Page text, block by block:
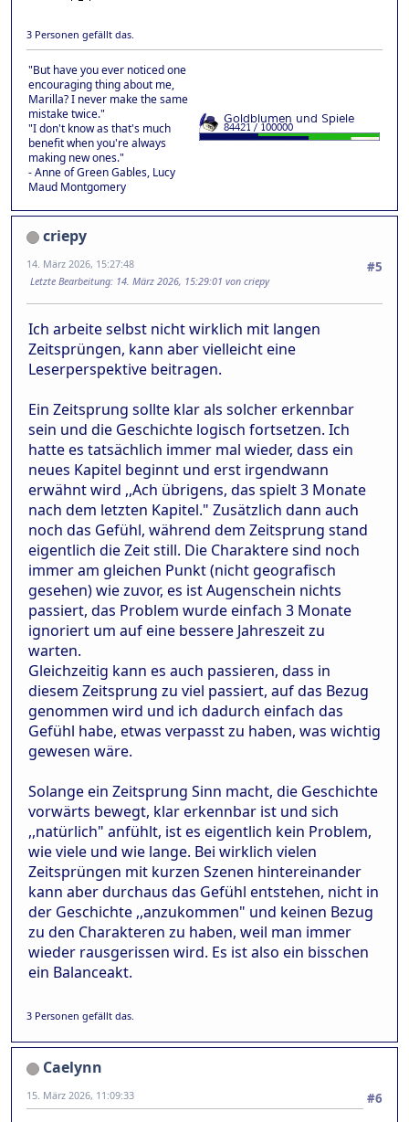
3 Personen gefällt das.
"But have you ever noticed one
encouraging thing about me,
Marilla? I never make the same
mistake twice."
"I don't know as that's much
benefit when you're always
making new ones."
- Anne of Green Gables, Lucy
Maud Montgomery
criepy
#5
14. März 2026, 15:27:48
Letzte Bearbeitung: 14. März 2026, 15:29:01 von criepy
Ich arbeite selbst nicht wirklich mit langen
Zeitsprüngen, kann aber vielleicht eine
Leserperspektive beitragen.
Ein Zeitsprung sollte klar als solcher erkennbar
sein und die Geschichte logisch fortsetzen. Ich
hatte es tatsächlich immer mal wieder, dass ein
neues Kapitel beginnt und erst irgendwann
erwähnt wird ,,Ach übrigens, das spielt 3 Monate
nach dem letzten Kapitel." Zusätzlich dann auch
noch das Gefühl, während dem Zeitsprung stand
eigentlich die Zeit still. Die Charaktere sind noch
immer am gleichen Punkt (nicht geografisch
gesehen) wie zuvor, es ist Augenschein nichts
passiert, das Problem wurde einfach 3 Monate
ignoriert um auf eine bessere Jahreszeit zu
warten.
Gleichzeitig kann es auch passieren, dass in
diesem Zeitsprung zu viel passiert, auf das Bezug
genommen wird und ich dadurch einfach das
Gefühl habe, etwas verpasst zu haben, was wichtig
gewesen wäre.
Solange ein Zeitsprung Sinn macht, die Geschichte
vorwärts bewegt, klar erkennbar ist und sich
,,natürlich" anfühlt, ist es eigentlich kein Problem,
wie viele und wie lange. Bei wirklich vielen
Zeitsprüngen mit kurzen Szenen hintereinander
kann aber durchaus das Gefühl entstehen, nicht in
der Geschichte ,,anzukommen" und keinen Bezug
zu den Charakteren zu haben, weil man immer
wieder rausgerissen wird. Es ist also ein bisschen
ein Balanceakt.
3 Personen gefällt das.
Caelynn
#6
15. März 2026, 11:09:33